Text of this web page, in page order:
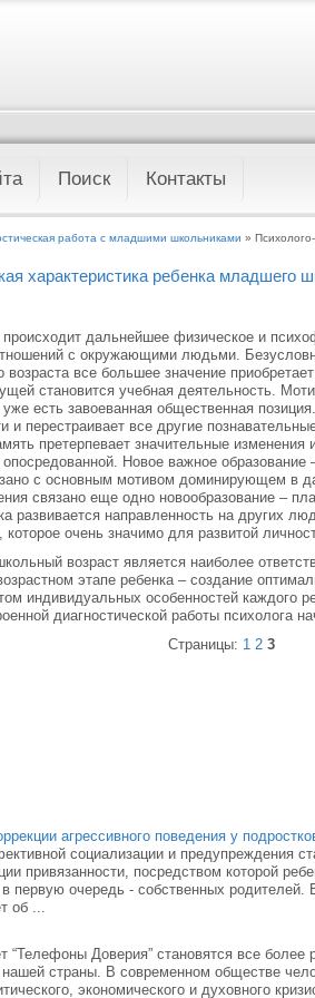
Поиск Контакты
работа с младшими школьниками »
характеристика ребенка младшего
дальнейшее физическое и
с окружающими людьми.
все большее значение
становится учебная деятельность.
есть завоеванная общественная
и перестраивает все другие
претерпевает значительные изменения
Новое важное
с основным мотивом доминирующем в
связано еще одно новообразование –
развивается направленность на других
очень значимо для развитой
возраст является наиболее
этапе ребенка – создание
индивидуальных особенностей каждого
диагностической работы психолога
Страницы: 1 2 3
агрессивного поведения у
социализации и предупреждения
привязанности, посредством которой
первую очередь - собственных родителей.
об ...
“Телефоны Доверия” становятся все
нашей страны. В современном обществе
экономического и духовного